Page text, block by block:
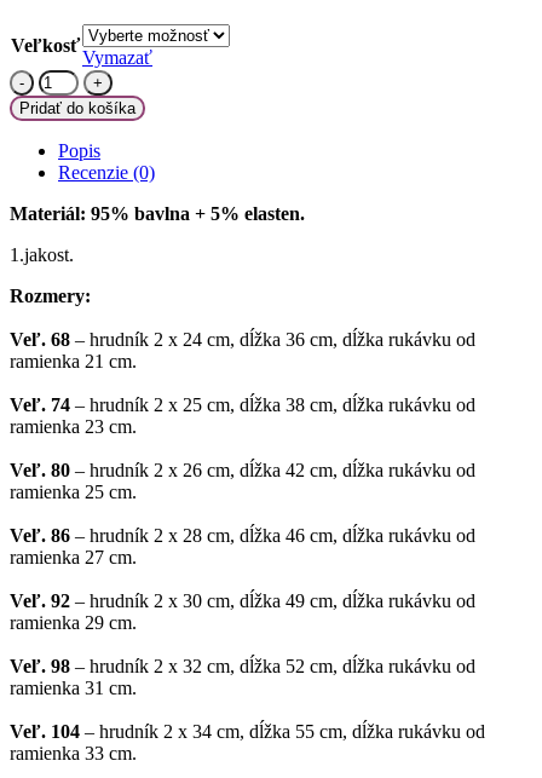
Veľkosť
Vymazať
množstvo
K-
Baby
Dievčenské
bavlnené
šaty,
Ovocie
granátové,
74
Pridať do košíka
Popis
Recenzie (0)
Materiál: 95% bavlna + 5% elasten.
1.jakost.
Rozmery:
Veľ. 68 – hrudník 2 x 24 cm, dĺžka 36 cm, dĺžka rukávku od
ramienka 21 cm.
Veľ. 74 – hrudník 2 x 25 cm, dĺžka 38 cm, dĺžka rukávku od
ramienka 23 cm.
Veľ. 80 – hrudník 2 x 26 cm, dĺžka 42 cm, dĺžka rukávku od
ramienka 25 cm.
Veľ. 86 – hrudník 2 x 28 cm, dĺžka 46 cm, dĺžka rukávku od
ramienka 27 cm.
Veľ. 92 – hrudník 2 x 30 cm, dĺžka 49 cm, dĺžka rukávku od
ramienka 29 cm.
Veľ. 98 – hrudník 2 x 32 cm, dĺžka 52 cm, dĺžka rukávku od
ramienka 31 cm.
Veľ. 104 – hrudník 2 x 34 cm, dĺžka 55 cm, dĺžka rukávku od
ramienka 33 cm.